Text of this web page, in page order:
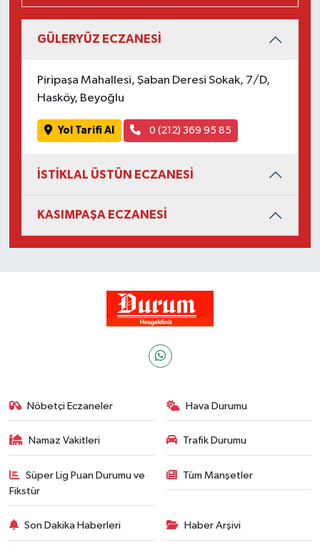
GÜLERYÜZ ECZANESİ
Piripaşa Mahallesi, Şaban Deresi Sokak, 7/D,
Hasköy, Beyoğlu
Yol Tarifi Al 0 (212) 369 95 85
İSTİKLAL ÜSTÜN ECZANESİ
KASIMPAŞA ECZANESİ
Nöbetçi Eczaneler Hava Durumu
Namaz Vakitleri Trafik Durumu
Süper Lig Puan Durumu ve
Fikstür
Tüm Manşetler
Son Dakika Haberleri Haber Arşivi